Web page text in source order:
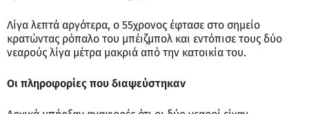
Λίγα λεπτά αργότερα, ο 55χρονος έφτασε στο σημείο
κρατώντας ρόπαλο του μπέιζμπολ και εντόπισε τους δύο
νεαρούς λίγα μέτρα μακριά από την κατοικία του.
Οι πληροφορίες που διαψεύστηκαν